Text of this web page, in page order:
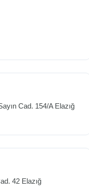
Cad. 154/A Elazığ
42 Elazığ